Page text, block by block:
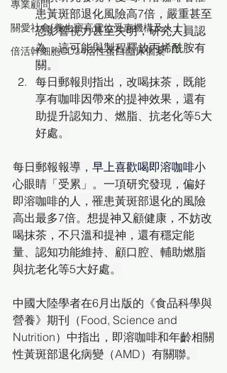
專業顧問
關愛社會[養生寶高電位受惠機構及人士]
倍活幹細胞CD34活性蛋白臨床個案
患黃斑部退化風險高7倍，嚴重甚至
恐影響視力甚至失明，研究人員認
為，這可能與製程釋放丙烯酰胺有
關。
每日郵報則指出，改喝抹茶，既能
享有咖啡因帶來的提神效果，還有
助提升認知力、燃脂、抗老化等5大
好處。
每日郵報報導， 早上喜歡喝即溶咖啡小
心眼睛「受累」。一項研究發現，偏好
即溶咖啡的人，罹患黃斑部退化的風險
高出最多7倍。想提神又顧健康，不妨改
喝抹茶，不只溫和提神，還有穩定能
量、認知功能維持、顧口腔、輔助燃脂
與抗老化等5大好處。
中國大陸學者在6月出版的《食品科學與
營養》期刊（Food, Science and
Nutrition）中指出，即溶咖啡和年齡相關
性黃斑部退化病變（AMD）有關聯。